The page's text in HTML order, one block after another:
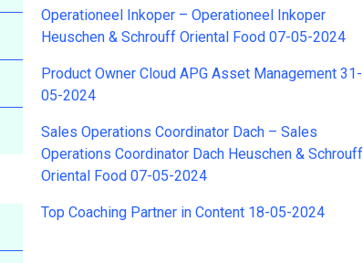
Operationeel Inkoper – Operationeel Inkoper
Heuschen & Schrouff Oriental Food 07-05-2024
Product Owner Cloud APG Asset Management 31-
05-2024
Sales Operations Coordinator Dach – Sales
Operations Coordinator Dach Heuschen & Schrouff
Oriental Food 07-05-2024
Top Coaching Partner in Content 18-05-2024